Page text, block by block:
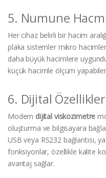
5. Numune
Her cihaz belirli bir hacim
plaka sistemler mikro
daha büyük hacimlere
küçük hacimle ölçüm
6. Dijital
Modern dijital viskozimetre
oluşturma ve bilgisayara
USB veya RS232 bağlantısı,
fonksiyonlar, özellikle kalite
avantaj sağlar.